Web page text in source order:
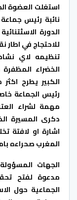
استغلت العضوة
نائبة رئيس
للاحتجاج في
الخضراء
الكبير يطرح
رئيس الجماعة
مهمة لشراء
دكرى المسيرة
اشارة او لافتة
المغرب صحراءه
الجهات
مدعوة لفتح
الجماعية حول